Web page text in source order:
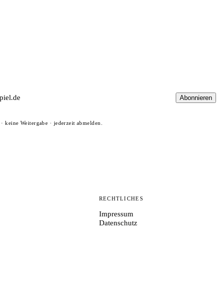
Abonnieren
keine Weitergabe · jederzeit abmelden.
RECHTLICHES
Impressum
Datenschutz